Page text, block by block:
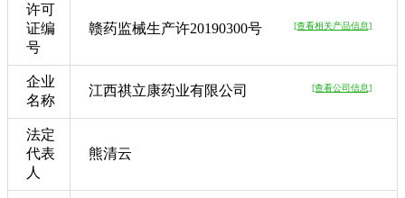
许可
证编
号
赣药监械生产许20190300号 [查看相关产品信息]
企业
名称
江西祺立康药业有限公司 [查看公司信息]
法定
代表
人
熊清云